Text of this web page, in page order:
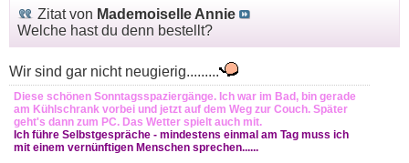
Zitat von Mademoiselle Annie
Welche hast du denn bestellt?
Wir sind gar nicht neugierig.........
Diese schönen Sonntagsspaziergänge. Ich war im Bad, bin gerade
am Kühlschrank vorbei und jetzt auf dem Weg zur Couch. Später
geht's dann zum PC. Das Wetter spielt auch mit.
Ich führe Selbstgespräche - mindestens einmal am Tag muss ich
mit einem vernünftigen Menschen sprechen......